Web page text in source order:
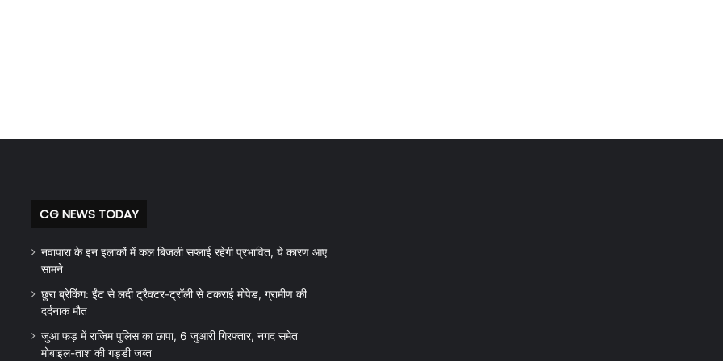
CG NEWS TODAY
नवापारा के इन इलाकों में कल बिजली सप्लाई रहेगी प्रभावित, ये कारण आए
सामने
छुरा ब्रेकिंग: ईंट से लदी ट्रैक्टर-ट्रॉली से टकराई मोपेड, ग्रामीण की
दर्दनाक मौत
जुआ फड़ में राजिम पुलिस का छापा, 6 जुआरी गिरफ्तार, नगद समेत
मोबाइल-ताश की गड्डी जब्त